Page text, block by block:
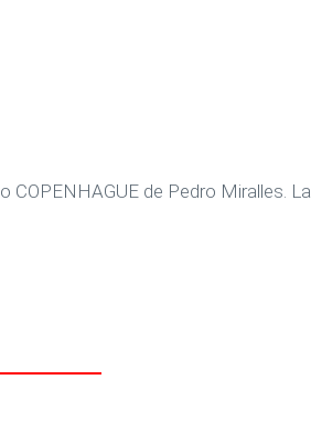
COPENHAGUE de Pedro Miralles. La